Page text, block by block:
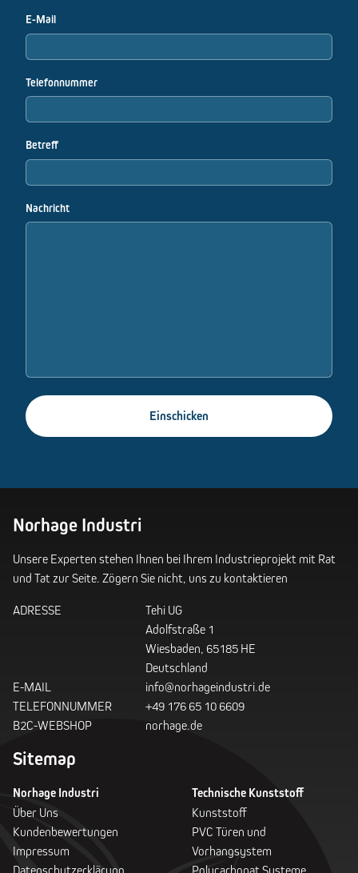
E-Mail
Telefonnummer
Betreff
Nachricht
Norhage Industri
Unsere Experten stehen Ihnen bei Ihrem Industrieprojekt mit Rat
und Tat zur Seite. Zögern Sie nicht, uns zu kontaktieren
ADRESSE
Tehi UG
Adolfstraße 1
Wiesbaden, 65185 HE
Deutschland
E-MAIL
info@norhageindustri.de
TELEFONNUMMER
+49 176 65 10 6609
B2C-WEBSHOP
norhage.de
Sitemap
Norhage Industri
Über Uns
Kundenbewertungen
Impressum
Datenschutzerklärung
Technische Kunststoff
Kunststoff
PVC Türen und
Vorhangsystem
Polycarbonat Systeme